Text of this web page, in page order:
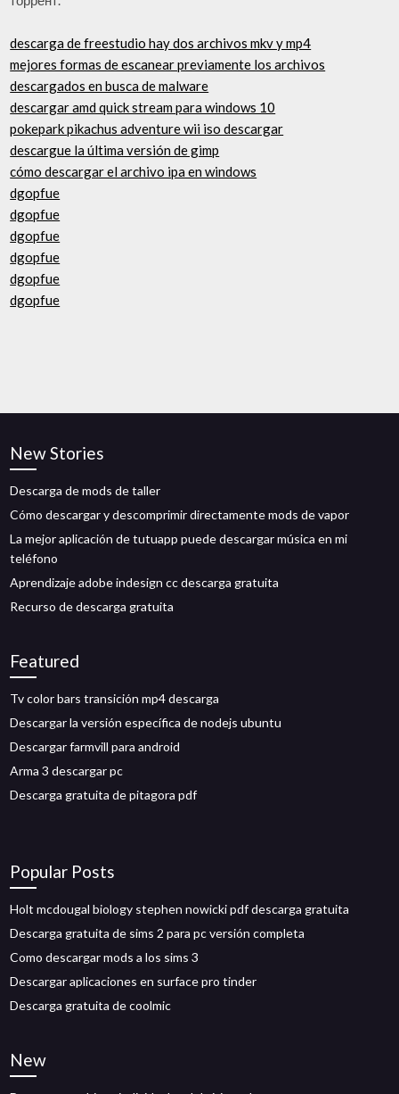
descarga de freestudio hay dos archivos mkv y mp4
mejores formas de escanear previamente los archivos
descargados en busca de malware
descargar amd quick stream para windows 10
pokepark pikachus adventure wii iso descargar
descargue la última versión de gimp
cómo descargar el archivo ipa en windows
dgopfue
dgopfue
dgopfue
dgopfue
dgopfue
dgopfue
New Stories
Descarga de mods de taller
Cómo descargar y descomprimir directamente mods de vapor
La mejor aplicación de tutuapp puede descargar música en mi
teléfono
Aprendizaje adobe indesign cc descarga gratuita
Recurso de descarga gratuita
Featured
Tv color bars transición mp4 descarga
Descargar la versión específica de nodejs ubuntu
Descargar farmvill para android
Arma 3 descargar pc
Descarga gratuita de pitagora pdf
Popular Posts
Holt mcdougal biology stephen nowicki pdf descarga gratuita
Descarga gratuita de sims 2 para pc versión completa
Como descargar mods a los sims 3
Descargar aplicaciones en surface pro tinder
Descarga gratuita de coolmic
New